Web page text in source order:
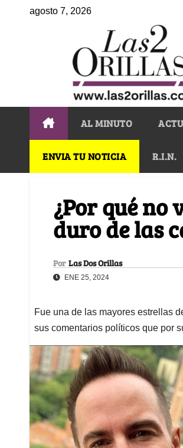
agosto 7, 2026
AL MINUTO
ENVIA TU NOTICIA R.I.N.
¿Por qué no
duro de las
Por Las Dos Orillas
ENE 25, 2024
Fue una de las mayores estrellas
sus comentarios políticos que por